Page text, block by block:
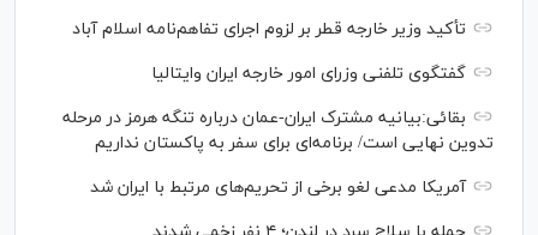
تأکید وزیر خارجه قطر بر لزوم اجرای تفاهم‌نامه اسلام آباد
گفتگوی تلفنی وزرای امور خارجه ایران وایتالیا
بقائی:بیانیه مشترک ایران-عمان درباره تنگه هرمز در مرحله
تدوین نهایی است/ برنامه‌ای برای سفر به پاکستان نداریم
آمریکا مدعی لغو برخی از تحریم‌های مرتبط با ایران شد